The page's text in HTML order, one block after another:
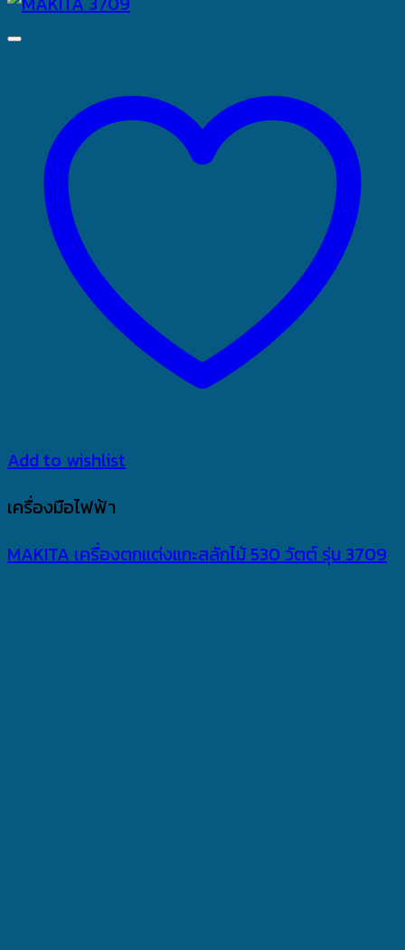
Add to wishlist
เครื่องมือไฟฟ้า
MAKITA เครื่องตกแต่งแกะสลักไม้ 530 วัตต์ รุ่น 3709